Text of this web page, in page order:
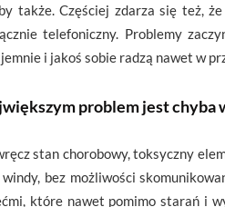
także. Częściej zdarza się też,
telefoniczny. Problemy
i jakoś sobie radzą nawet w
problem jest chyba
stan chorobowy, toksyczny
windy, bez możliwości
które nawet pomimo starań i